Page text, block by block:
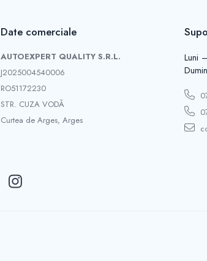
Date comerciale
AUTOEXPERT QUALITY S.R.L.
J2025004540006
RO51172230
STR. CUZA VODĂ
Curtea de Arges, Arges
Luni